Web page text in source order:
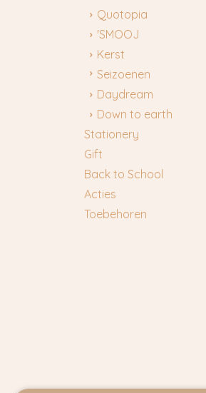
Quotopia
'SMOOJ
Kerst
Seizoenen
Daydream
Down to earth
Stationery
Gift
Back to School
Acties
Toebehoren